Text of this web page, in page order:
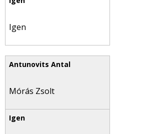
Igen
Mórás Zsolt